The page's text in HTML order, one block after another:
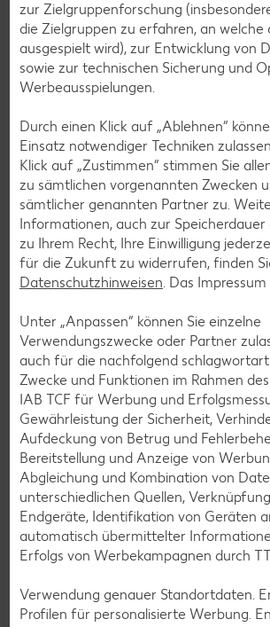
Glutenfreie Rezepte
Wer auf Gluten verzichtet, muss nicht
Vielfalt und Geschmack verzichten. Ob
mit unseren glutenfreien Rezepten
die nicht nur verträglich, sondern auch
Rezepte entdecken
Laktosefreie Rezepte
Laktoseintoleranz muss dich kulinarisch
zur Zielgruppenforschung
die Zielgruppen zu erfahren, an welche
ausgespielt wird), zur Entwicklung von
sowie zur technischen Sicherung und
Werbeausspielungen.
Durch einen Klick auf „Ablehnen“
Einsatz notwendiger Techniken
Klick auf „Zustimmen“ stimmen Sie
zu sämtlichen vorgenannten Zwecken
sämtlicher genannten Partner zu.
Informationen, auch zur
zu Ihrem Recht, Ihre Einwilligung
für die Zukunft zu widerrufen, finden
Datenschutzhinweisen. Das
Unter „Anpassen“ können Sie einzelne
Verwendungszwecke oder Partner
auch für die nachfolgend
Zwecke und Funktionen im Rahmen
IAB TCF für Werbung und
Gewährleistung der Sicherheit,
Aufdeckung von Betrug und
Bereitstellung und Anzeige von
Abgleichung und Kombination von
unterschiedlichen Quellen,
Endgeräte, Identifikation von Geräten
automatisch übermittelter
Erfolgs von Werbekampagnen durch
Verwendung genauer Standortdaten.
Profilen für personalisierte Werbung.